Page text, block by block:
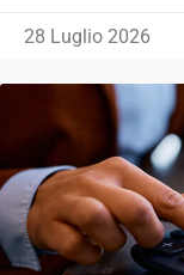
28 Luglio 2026